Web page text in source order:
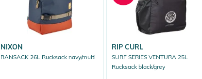
NIXON
RANSACK 26L Rucksack navy/multi
RIP CURL
SURF SERIES VENTURA 25L
Rucksack black/grey